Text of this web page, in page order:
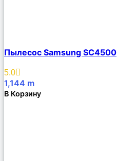
Пылесос Samsung SC4500
5.0
1,144 m
В Корзину